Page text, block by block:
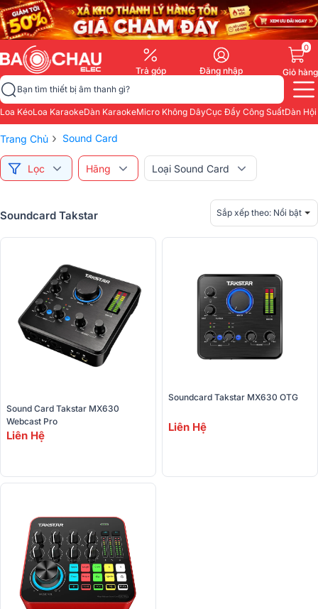
Trả góp Đăng nhập
0
Giỏ hàng
Bạn tìm thiết bị âm thanh gì?
Loa KéoLoa KaraokeDàn KaraokeMicro Không DâyCục Đẩy Công SuấtDàn
Trang Chủ › Sound Card
Lọc Hãng Loại Sound Card
Soundcard Takstar Sắp xếp theo: Nổi bật
Sound Card Takstar MX630
Webcast Pro
Liên Hệ
Soundcard Takstar MX630 OTG
Liên Hệ